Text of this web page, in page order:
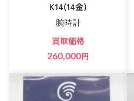
K14(14金)
腕時計
買取価格
260,000円